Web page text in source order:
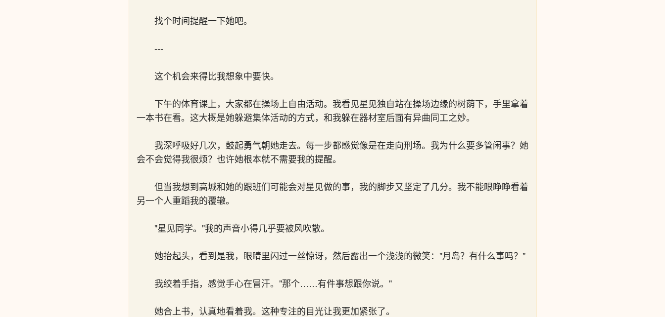
找个时间提醒一下她吧。
---
这个机会来得比我想象中要快。
下午的体育课上，大家都在操场上自由活动。我看见星见独自站在操场边缘的树荫下，手里拿着
一本书在看。这大概是她躲避集体活动的方式，和我躲在器材室后面有异曲同工之妙。
我深呼吸好几次，鼓起勇气朝她走去。每一步都感觉像是在走向刑场。我为什么要多管闲事？她
会不会觉得我很烦？也许她根本就不需要我的提醒。
但当我想到高城和她的跟班们可能会对星见做的事，我的脚步又坚定了几分。我不能眼睁睁看着
另一个人重蹈我的覆辙。
"星见同学。"我的声音小得几乎要被风吹散。
她抬起头，看到是我，眼睛里闪过一丝惊讶，然后露出一个浅浅的微笑："月岛？有什么事吗？"
我绞着手指，感觉手心在冒汗。"那个……有件事想跟你说。"
她合上书，认真地看着我。这种专注的目光让我更加紧张了。